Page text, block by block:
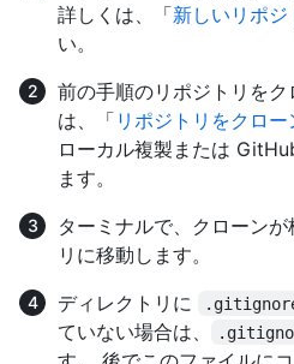
詳しくは、「新しいリポ
い。
前の手順のリポジトリをク
は、「 リポジトリをクロー
ローカル複製または
ます。
ターミナルで、クローン
リに移動します。
ディレクトリに
ていない場合は、